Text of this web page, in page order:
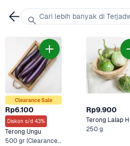
Clearance Sale
Rp6.100
Diskon s/d 43%
Terong Ungu
500 gr (Clearance Sale), 500 gr - Ekonomis +1 Lainnya
Rp9.900
Terong Lalap
250 g
Cari lebih banyak di